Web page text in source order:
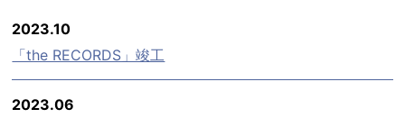
2023.10
「the RECORDS」竣工
2023.06